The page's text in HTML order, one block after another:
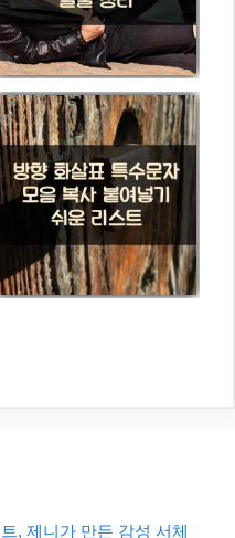
, 제니가 만든 감성 서체